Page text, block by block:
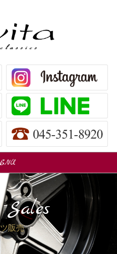
Parts Sales
Trade In
販売